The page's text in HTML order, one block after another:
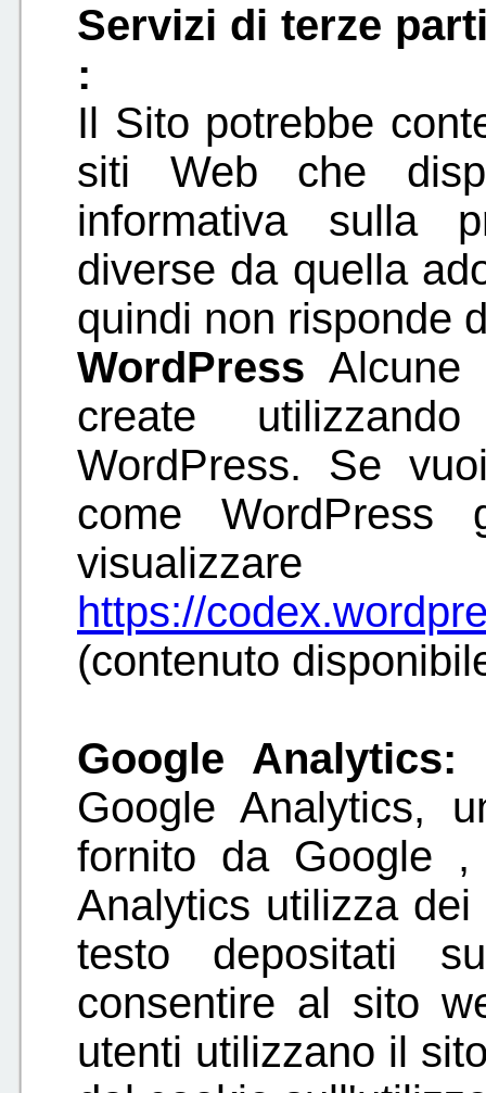
Servizi di terze
:
Il Sito potrebbe
siti Web che
informativa sulla
diverse da quella
quindi non risponde
WordPress
create
WordPress. Se
come WordPress
https://
(contenuto
Google Analytics:
Google Analytics,
fornito da Google
Analytics utilizza
testo depositati
consentire al sito
utenti utilizzano il